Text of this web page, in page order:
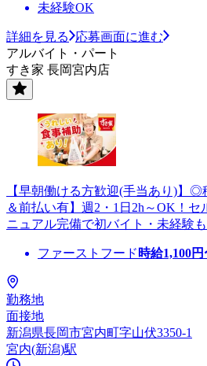
未経験OK
詳細を見る
応募画面に進む
アルバイト・パート
すき家 長岡宮内店
【早朝働ける方歓迎(手当あり)】
＆前払い有】週2・1日2h～OK！
ニュアル完備で初バイト・未経験
ファーストフード 時給1,100
勤務地
面接地
新潟県長岡市宮内町字山伏3350-1
宮内(新潟)駅